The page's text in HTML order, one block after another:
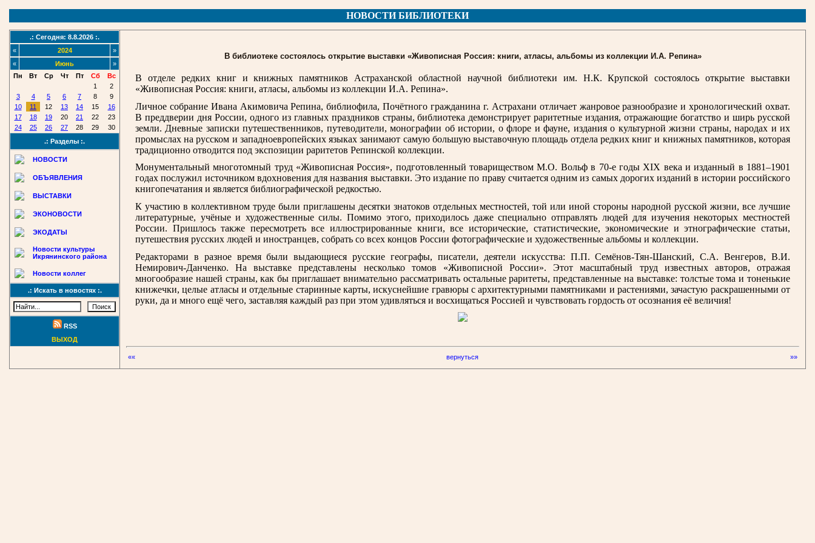
НОВОСТИ БИБЛИОТЕКИ
.: Сегодня: 8.8.2026 :.
«
2024
»
«
Июнь
»
Пн
Вт Ср Чт Пт Сб
Вс
1
2
3
4 5 6 7 8
9
10
11 12 13 14 15
16
17
18 19 20 21 22
23
24
25 26 27 28 29
30
.: Разделы :.
НОВОСТИ
ОБЪЯВЛЕНИЯ
ВЫСТАВКИ
ЭКОНОВОСТИ
ЭКОДАТЫ
Новости культуры
Икрянинского района
Новости коллег
.: Искать в новостях :.
RSS
ВЫХОД
В библиотеке состоялось открытие выставки «Живописная Россия: книги, атласы, альбомы из коллекции И.А. Репина»
В отделе редких книг и книжных памятников Астраханской областной научной библиотеки им. Н.К. Крупской состоялось открытие выставки
«Живописная Россия: книги, атласы, альбомы из коллекции И.А. Репина».
Личное собрание Ивана Акимовича Репина, библиофила, Почётного гражданина г. Астрахани отличает жанровое разнообразие и хронологический охват.
В преддверии дня России, одного из главных праздников страны, библиотека демонстрирует раритетные издания, отражающие богатство и ширь русской
земли. Дневные записки путешественников, путеводители, монографии об истории, о флоре и фауне, издания о культурной жизни страны, народах и их
промыслах на русском и западноевропейских языках занимают самую большую выставочную площадь отдела редких книг и книжных памятников, которая
традиционно отводится под экспозиции раритетов Репинской коллекции.
Монументальный многотомный труд «Живописная Россия», подготовленный товариществом М.О. Вольф в 70-е годы XIX века и изданный в 1881–1901
годах послужил источником вдохновения для названия выставки. Это издание по праву считается одним из самых дорогих изданий в истории российского
книгопечатания и является библиографической редкостью.
К участию в коллективном труде были приглашены десятки знатоков отдельных местностей, той или иной стороны народной русской жизни, все лучшие
литературные, учёные и художественные силы. Помимо этого, приходилось даже специально отправлять людей для изучения некоторых местностей
России. Пришлось также пересмотреть все иллюстрированные книги, все исторические, статистические, экономические и этнографические статьи,
путешествия русских людей и иностранцев, собрать со всех концов России фотографические и художественные альбомы и коллекции.
Редакторами в разное время были выдающиеся русские географы, писатели, деятели искусства: П.П. Семёнов-Тян-Шанский, С.А. Венгеров, В.И.
Немирович-Данченко. На выставке представлены несколько томов «Живописной России». Этот масштабный труд известных авторов, отражая
многообразие нашей страны, как бы приглашает внимательно рассматривать остальные раритеты, представленные на выставке: толстые тома и тоненькие
книжечки, целые атласы и отдельные старинные карты, искуснейшие гравюры с архитектурными памятниками и растениями, зачастую раскрашенными от
руки, да и много ещё чего, заставляя каждый раз при этом удивляться и восхищаться Россией и чувствовать гордость от осознания её величия!
«« вернуться »»